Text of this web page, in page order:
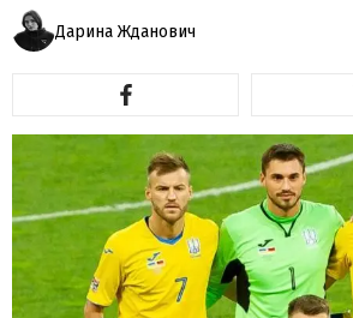
Дарина Жданович